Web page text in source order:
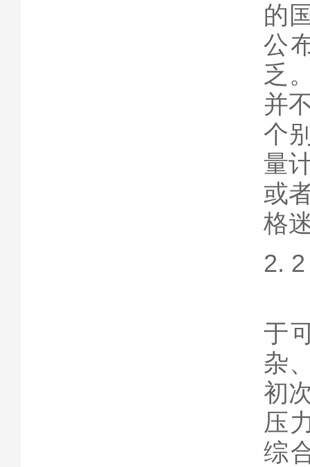
的
公
乏
并
个
量
或
格
2.
于
杂
初
压
综